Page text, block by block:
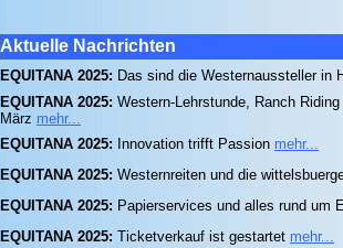
Aktuelle Nachrichten
EQUITANA 2025: Das sind die Westernaussteller in
EQUITANA 2025: Western-Lehrstunde, Ranch
März mehr...
EQUITANA 2025: Innovation trifft Passion mehr...
EQUITANA 2025: Westernreiten und die
EQUITANA 2025: Papierservices und alles rund um
EQUITANA 2025: Ticketverkauf ist gestartet mehr...